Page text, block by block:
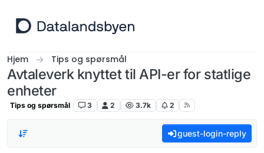
Hjem Tips og spørsmål
Avtaleverk knyttet til API-er for statlige
enheter
Tips og spørsmål 3 2 3.7k 2
guest-login-reply